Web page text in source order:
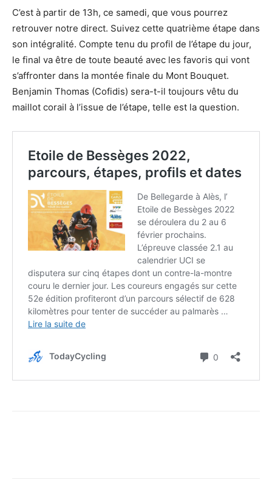
C’est à partir de 13h, ce samedi, que vous pourrez
retrouver notre direct. Suivez cette quatrième étape dans
son intégralité. Compte tenu du profil de l’étape du jour,
le final va être de toute beauté avec les favoris qui vont
s’affronter dans la montée finale du Mont Bouquet.
Benjamin Thomas (Cofidis) sera-t-il toujours vêtu du
maillot corail à l’issue de l’étape, telle est la question.